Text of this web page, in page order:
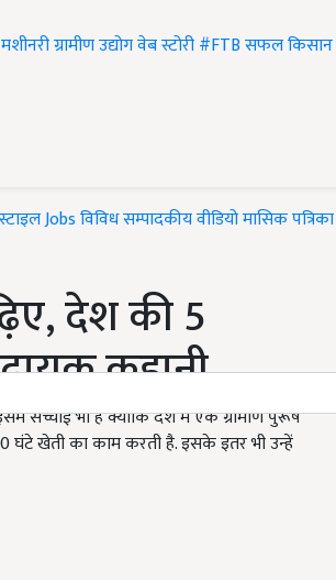
मशीनरीग्रामीण उद्योगवेब स्टोरी#FTBसफल किसान
Jobsविविधसम्पादकीयवीडियोमासिक पत्रिका
देश की 5
कहानी
सच्चाई भी है क्योंकि देश में एक ग्रामीण पुरूष
घंटे खेती का काम करती है. इसके इतर भी उन्हें